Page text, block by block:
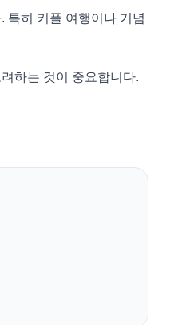
특히 커플 여행이나 기념
하는 것이 중요합니다.